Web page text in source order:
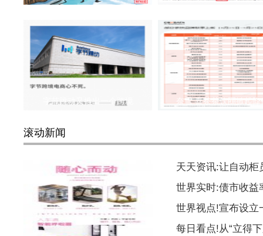
字节跳动又推出一个跨境 奈雪 喜茶茶饮圈掀起降
滚动新闻
天天资讯:让自动柜
世界实时:债市收益
世界视点!宣布设立
每日看点!从“立得